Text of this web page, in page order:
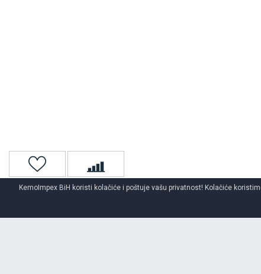
KemoImpex BiH koristi kolačiće i poštuje vašu privatnost! Kolačiće